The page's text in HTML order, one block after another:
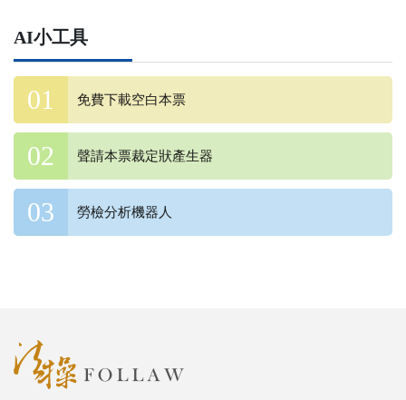
AI小工具
免費下載空白本票
聲請本票裁定狀產生器
勞檢分析機器人